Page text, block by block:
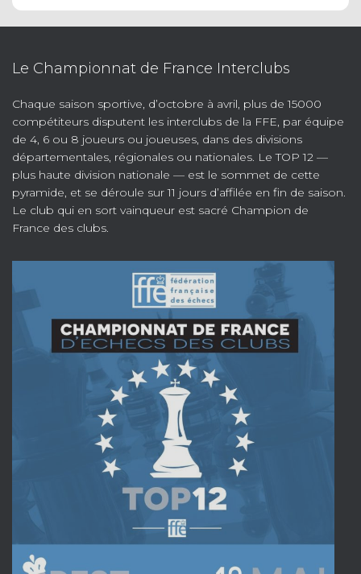
Le Championnat de France Interclubs
Chaque saison sportive, d’octobre à avril, plus de 15000
compétiteurs disputent les interclubs de la FFE, par équipe
de 4, 6 ou 8 joueurs ou joueuses, dans des divisions
départementales, régionales ou nationales. Le TOP 12 —
plus haute division nationale — est le sommet de cette
pyramide, et se déroule sur 11 jours d’affilée en fin de saison.
Le club qui en sort vainqueur est sacré Champion de
France des clubs.